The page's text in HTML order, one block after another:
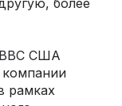
более
ВВС США
рамках